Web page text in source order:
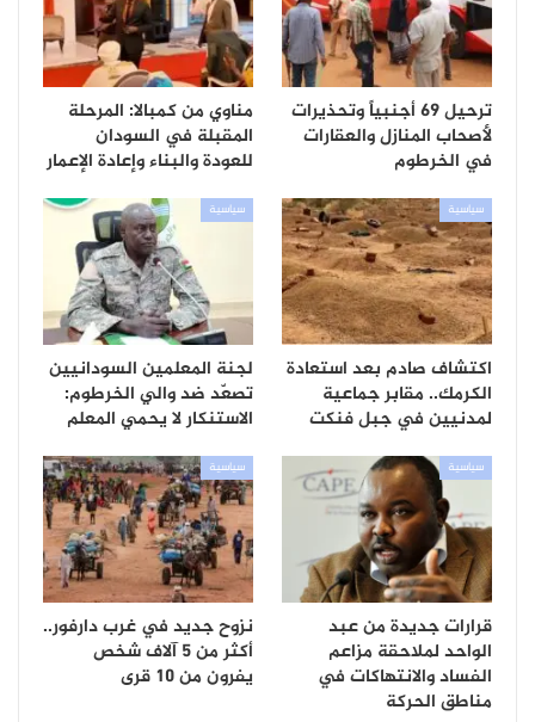
ترحيل 69 أجنبياً وتحذيرات
لأصحاب المنازل والعقارات
في الخرطوم
مناوي من كمبالا: المرحلة
المقبلة في السودان
للعودة والبناء وإعادة الإعمار
سياسية
اكتشاف صادم بعد استعادة
الكرمك.. مقابر جماعية
لمدنيين في جبل فنكت
سياسية
لجنة المعلمين السودانيين
تصعّد ضد والي الخرطوم:
الاستنكار لا يحمي المعلم
سياسية
قرارات جديدة من عبد
الواحد لملاحقة مزاعم
الفساد والانتهاكات في
مناطق الحركة
سياسية
نزوح جديد في غرب دارفور..
أكثر من 5 آلاف شخص
يفرون من 10 قرى